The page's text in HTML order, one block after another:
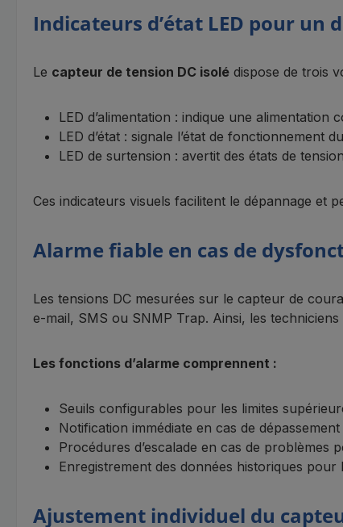
Indicateurs d’état LED pour un
Le capteur de tension DC isolé dispose de trois
LED d’alimentation : indique une alimentation
LED d’état : signale l’état de fonctionnement
LED de surtension : avertit des états de
Ces indicateurs visuels facilitent le dépannage et
Alarme fiable en cas de
Les tensions DC mesurées sur le capteur de
e-mail, SMS ou SNMP Trap. Ainsi, les
Les fonctions d’alarme comprennent :
Seuils configurables pour les limites
Notification immédiate en cas de dépassement
Procédures d’escalade en cas de problèmes
Enregistrement des données historiques pour
Ajustement individuel du